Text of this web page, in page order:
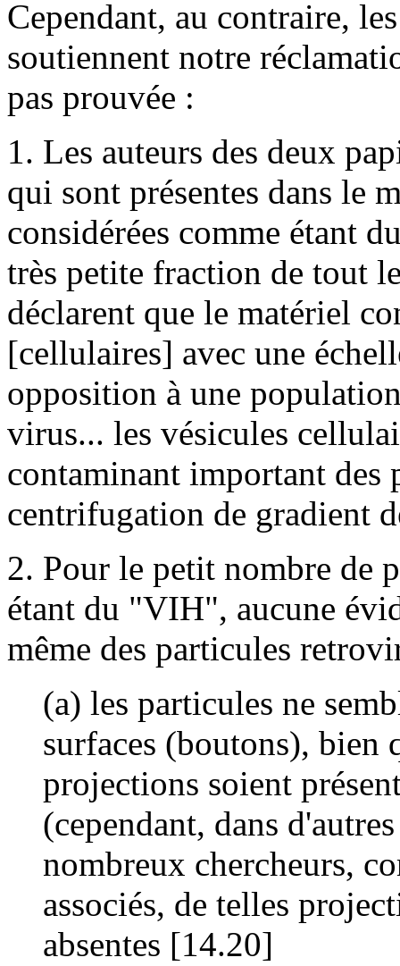
Cependant, au contraire,
soutiennent notre
pas prouvée :
1. Les auteurs des deux
qui sont présentes dans le
considérées comme étant
très petite fraction de tout
déclarent que le matériel
[cellulaires] avec une
opposition à une
virus... les vésicules
contaminant important des
centrifugation de gradient
2. Pour le petit nombre de
étant du "VIH", aucune
même des particules
(a) les particules ne
surfaces (boutons), bien
projections soient
(cependant, dans
nombreux chercheurs,
associés, de telles
absentes [14.20]